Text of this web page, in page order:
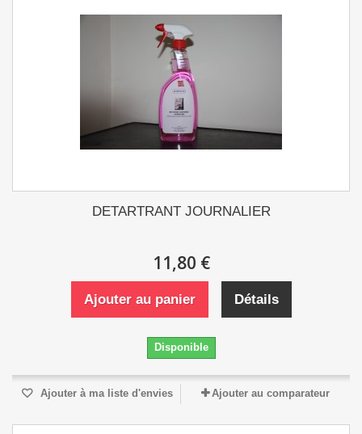
DETARTRANT JOURNALIER
11,80 €
Ajouter au panier Détails
Disponible
Ajouter à ma liste d'envies Ajouter au comparateur